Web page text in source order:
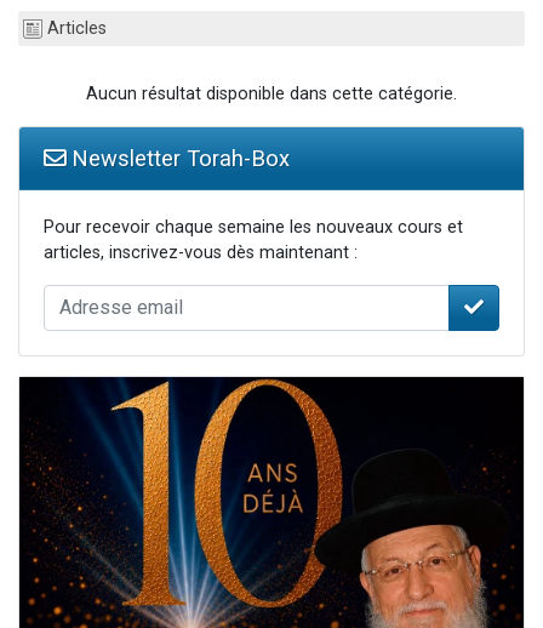
Nathaniel vient de donner son Maasser
6 personnes viennent de faire un don pour 5 enfants déjà orphelins risquent de perdre leur maman
Articles
Aucun résultat disponible dans cette catégorie.
Newsletter Torah-Box
Pour recevoir chaque semaine les nouveaux cours et
articles, inscrivez-vous dès maintenant :